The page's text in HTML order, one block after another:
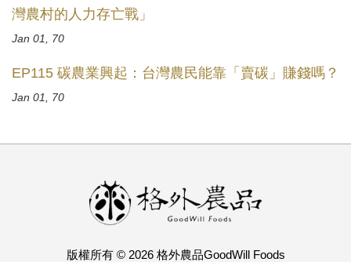
灣農村的人力存亡戰」
Jan 01, 70
EP115 碳農業興起：台灣農民能靠「賣碳」賺錢嗎？
Jan 01, 70
版權所有 © 2026 格外農品GoodWill Foods